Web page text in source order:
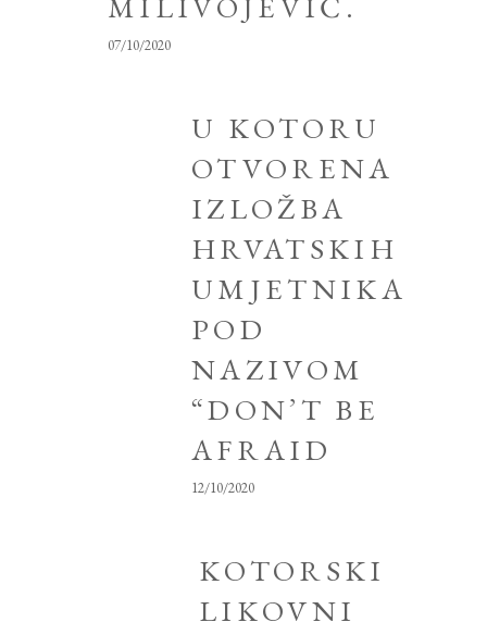
07/10/2020
U KOTORU
OTVORENA
IZLOŽBA
HRVATSKIH
UMJETNIKA
POD
NAZIVOM
“DON’T BE
AFRAID
12/10/2020
KOTORSKI
LIKOVNI